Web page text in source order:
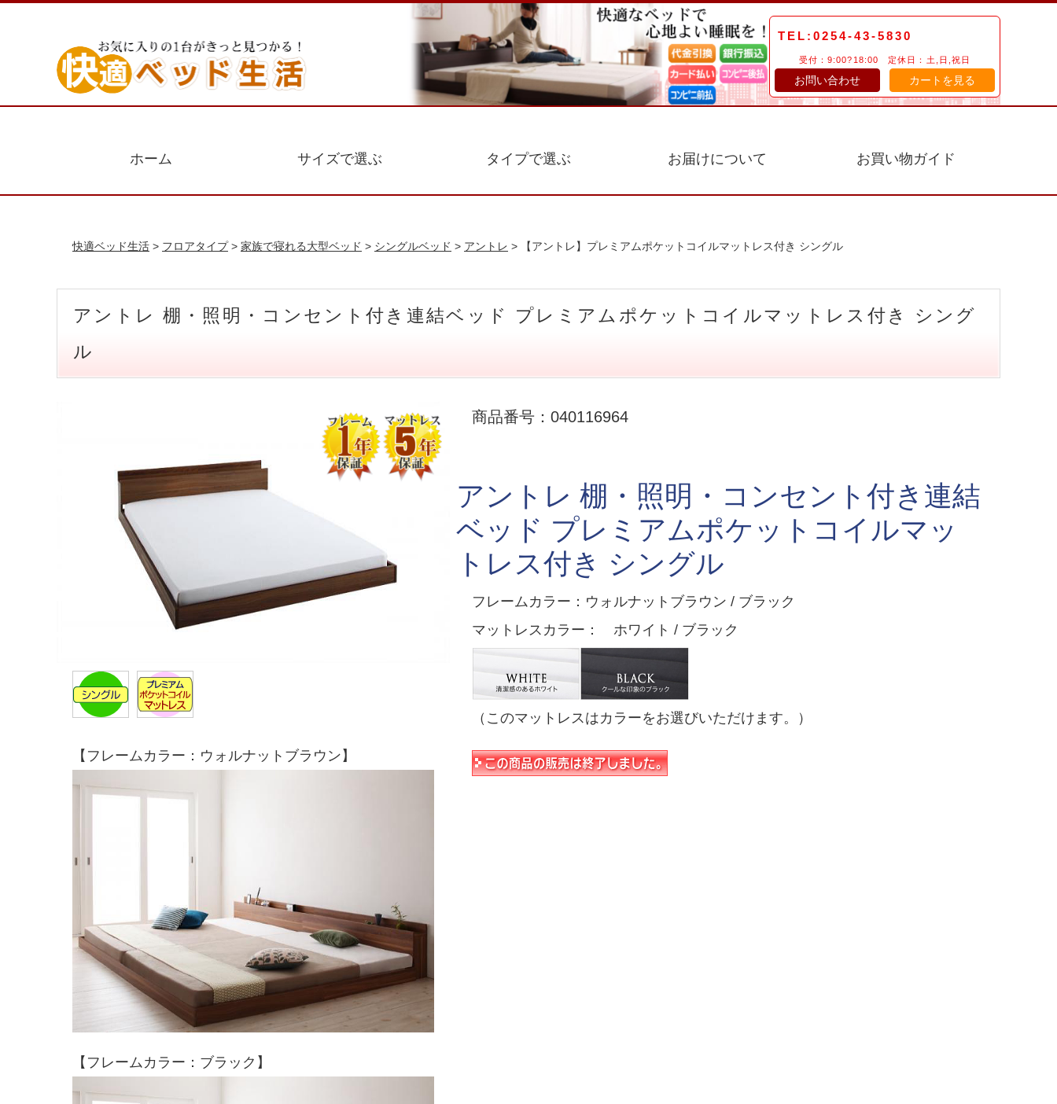
TEL:0254-43-5830
受付：9:00?18:00 定休日：土,日,祝日
お問い合わせ カートを見る
ホーム サイズで選ぶ タイプで選ぶ お届けについて お買い物ガイド
快適ベッド生活 > フロアタイプ> 家族で寝れる大型ベッド > シングルベッド > アントレ > 【アントレ】プレミアムポケットコイルマットレス付き シングル
アントレ 棚・照明・コンセント付き連結ベッド プレミアムポケットコイルマットレス付き シング
ル
【フレームカラー：ウォルナットブラウン】
【フレームカラー：ブラック】
商品番号：040116964
アントレ 棚・照明・コンセント付き連結
ベッド プレミアムポケットコイルマッ
トレス付き シングル
フレームカラー：ウォルナットブラウン / ブラック
マットレスカラー： ホワイト / ブラック
（このマットレスはカラーをお選びいただけます。）